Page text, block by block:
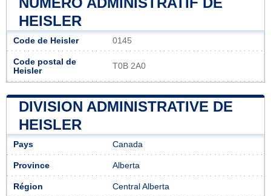
HEISLER
Code de Heisler 0145
Code postal de
Heisler
T0B 2A0
DIVISION ADMINISTRATIVE DE
HEISLER
Pays Canada
Province Alberta
Région Central Alberta